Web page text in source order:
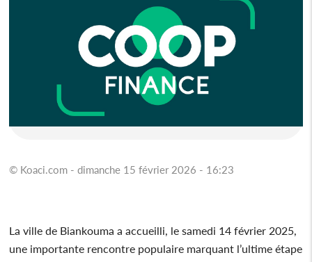
© Koaci.com - dimanche 15 février 2026 - 16:23
La ville de Biankouma a accueilli, le samedi 14 février 2025,
une importante rencontre populaire marquant l’ultime étape